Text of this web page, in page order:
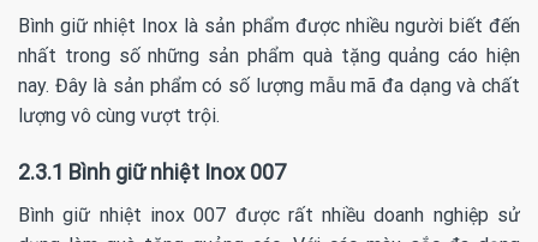
Bình giữ nhiệt Inox là sản phẩm được nhiều người biết đến
nhất trong số những sản phẩm quà tặng quảng cáo hiện
nay. Đây là sản phẩm có số lượng mẫu mã đa dạng và chất
lượng vô cùng vượt trội.
2.3.1 Bình giữ nhiệt Inox 007
Bình giữ nhiệt inox 007 được rất nhiều doanh nghiệp sử